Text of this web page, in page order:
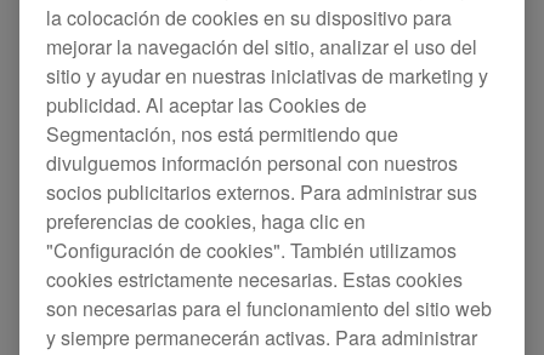
KUVO - únete a la comunidad
la colocación de cookies en su dispositivo para
mejorar la navegación del sitio, analizar el uso del
sitio y ayudar en nuestras iniciativas de marketing y
publicidad. Al aceptar las Cookies de
Segmentación, nos está permitiendo que
divulguemos información personal con nuestros
socios publicitarios externos. Para administrar sus
preferencias de cookies, haga clic en
"Configuración de cookies". También utilizamos
cookies estrictamente necesarias. Estas cookies
son necesarias para el funcionamiento del sitio web
y siempre permanecerán activas. Para administrar